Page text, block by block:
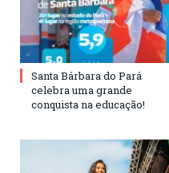
Santa Bárbara do Pará
celebra uma grande
conquista na educação!